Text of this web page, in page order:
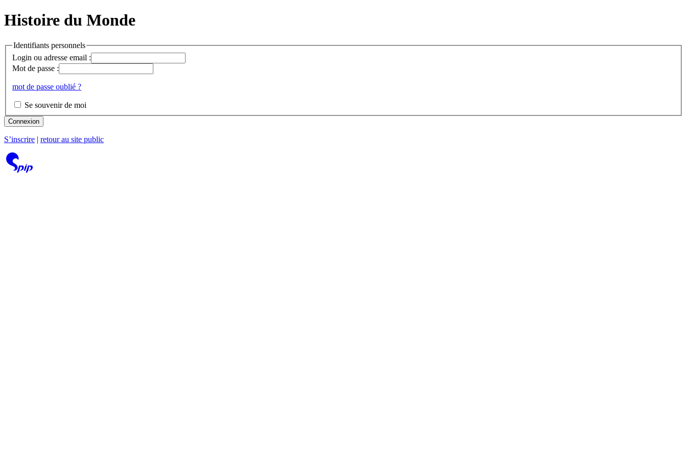
Histoire du Monde
Identifiants personnels
Login ou adresse email :
Mot de passe :
mot de passe oublié ?
Se souvenir de moi
Connexion
S’inscrire retour au site public